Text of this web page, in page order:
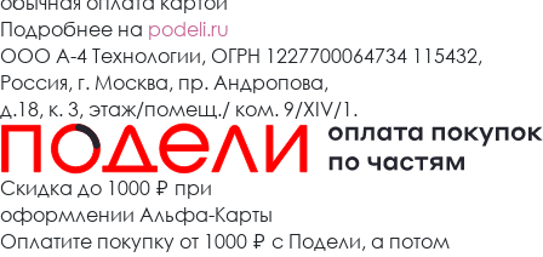
Подробнее на podeli.ru
ООО А-4 Технологии, ОГРН 1227700064734 115432,
Россия, г. Москва, пр. Андропова,
д.18, к. 3, этаж/помещ./ ком. 9/XIV/1.
Cкидка до 1000 ₽ при
оформлении Альфа-Карты
Оплатите покупку от 1000 ₽ с Подели, а потом